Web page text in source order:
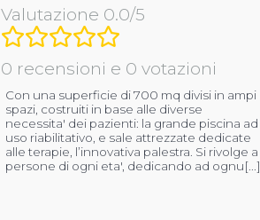
Valutazione 0.0/5
0 recensioni e 0 votazioni
Con una superficie di 700 mq divisi in ampi
spazi, costruiti in base alle diverse
necessita' dei pazienti: la grande piscina ad
uso riabilitativo, e sale attrezzate dedicate
alle terapie, l’innovativa palestra. Si rivolge a
persone di ogni eta', dedicando ad ognu[...]